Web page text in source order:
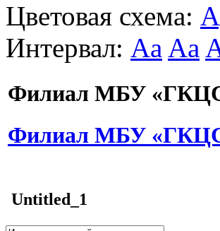
Цветовая схема: A
Интервал: Aa Aa
Филиал МБУ
Филиал МБУ
Untitled_1